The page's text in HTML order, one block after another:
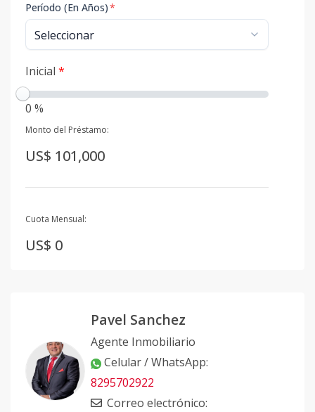
Período (En Años)*
Inicial *
0 %
Monto del Préstamo:
US$ 101,000
Cuota Mensual:
US$ 0
Pavel Sanchez
Agente Inmobiliario
Celular / WhatsApp:
8295702922
Correo electrónico: